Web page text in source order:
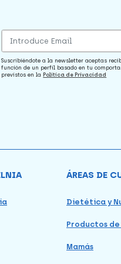
Suscribiéndote a la newsletter aceptas
función de un perfil basado en tu
previstos en laPolítica de Privacidad
ÁREAS DE
Dietética y
Productos
Mamás